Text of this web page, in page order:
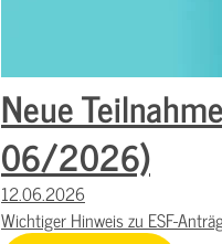
Neue
06/2026)
12.06.2026
Wichtiger Hinweis zu ESF-